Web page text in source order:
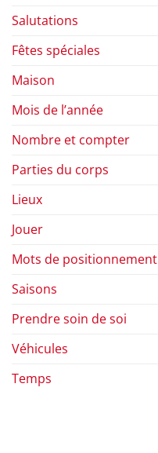
Salutations
Fêtes spéciales
Maison
Mois de l’année
Nombre et compter
Parties du corps
Lieux
Jouer
Mots de positionnement
Saisons
Prendre soin de soi
Véhicules
Temps